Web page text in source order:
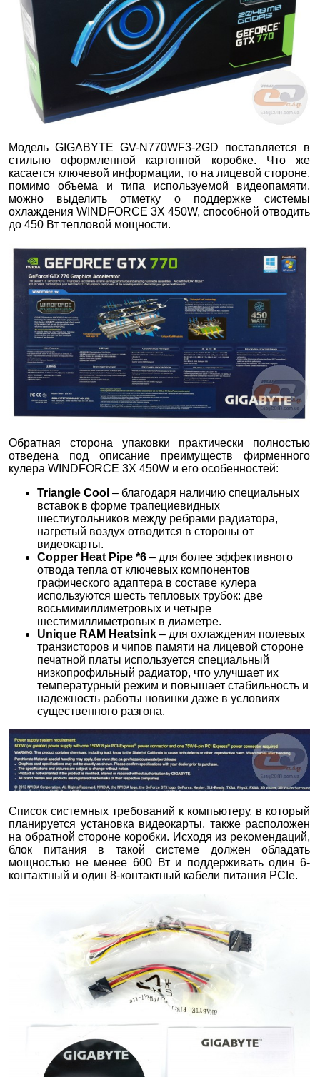
Модель GIGABYTE GV-N770WF3-2GD поставляется в
стильно оформленной картонной коробке. Что же
касается ключевой информации, то на лицевой стороне,
помимо объема и типа используемой видеопамяти,
можно выделить отметку о поддержке системы
охлаждения WINDFORCE 3Х 450W, способной отводить
до 450 Вт тепловой мощности.
Обратная сторона упаковки практически полностью
отведена под описание преимуществ фирменного
кулера WINDFORCE 3Х 450W и его особенностей:
Triangle Cool – благодаря наличию специальных
вставок в форме трапециевидных
шестиугольников между ребрами радиатора,
нагретый воздух отводится в стороны от
видеокарты.
Copper Heat Pipe *6 – для более эффективного
отвода тепла от ключевых компонентов
графического адаптера в составе кулера
используются шесть тепловых трубок: две
восьмимиллиметровых и четыре
шестимиллиметровых в диаметре.
Unique RAM Heatsink – для охлаждения полевых
транзисторов и чипов памяти на лицевой стороне
печатной платы используется специальный
низкопрофильный радиатор, что улучшает их
температурный режим и повышает стабильность и
надежность работы новинки даже в условиях
существенного разгона.
Список системных требований к компьютеру, в который
планируется установка видеокарты, также расположен
на обратной стороне коробки. Исходя из рекомендаций,
блок питания в такой системе должен обладать
мощностью не менее 600 Вт и поддерживать один 6-
контактный и один 8-контактный кабели питания PCIe.